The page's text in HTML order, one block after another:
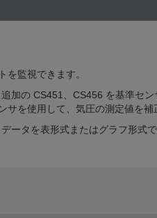
を監視できます。
加の CS451、CS456 を基準セン
サを使用して、気圧の測定値を補
ータを表形式またはグラフ形式で